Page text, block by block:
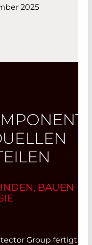
2025
BAUEN
Group fertigt